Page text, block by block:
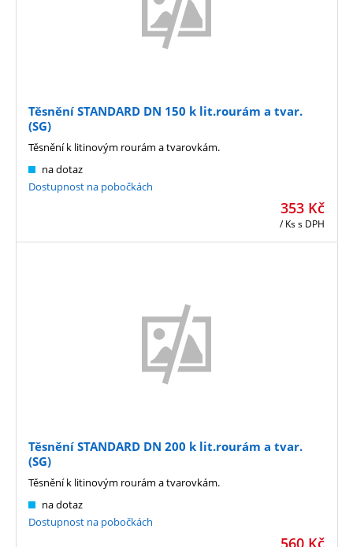
Těsnění STANDARD DN 150 k lit.rourám a tvar.
(SG)
353 Kč
/ Kss DPH
na dotaz
Dostupnost na pobočkách
Těsnění k litinovým rourám a tvarovkám.
Těsnění STANDARD DN 200 k lit.rourám a tvar.
(SG)
560 Kč
na dotaz
Dostupnost na pobočkách
Těsnění k litinovým rourám a tvarovkám.